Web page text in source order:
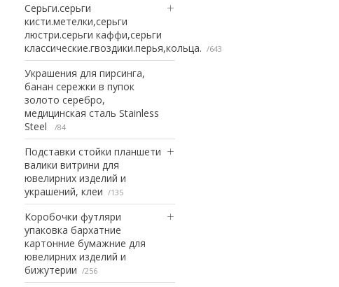
Серьги.серьги
кисти.метелки,серьги
люстри.серьги каффи,серьги
классические.гвоздики.перья,кольца.
643
Украшения для пирсинга,
банан сережки в пупок
золото серебро,
медицинская сталь Stainless
Steel
84
Подставки стойки планшети
валики витрини для
ювелирних изделий и
украшений, клеи
135
Коробочки футляри
упаковка бархатние
картонние бумажние для
ювелирних изделий и
бижутерии
256